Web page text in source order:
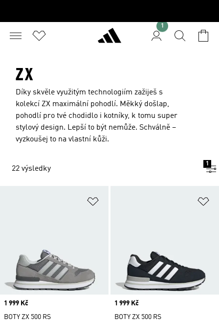
1
ZX
Díky skvěle využitým technologiím zažiješ s
kolekcí ZX maximální pohodlí. Měkký došlap,
pohodlí pro tvé chodidlo i kotníky, k tomu super
stylový design. Lepší to být nemůže. Schválně –
vyzkoušej to na vlastní kůži.
22 výsledky
1
Price
1 999 Kč
BOTY ZX 500 RS
Price
1 999 Kč
BOTY ZX 500 RS